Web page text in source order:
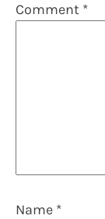
Comment *
Name *